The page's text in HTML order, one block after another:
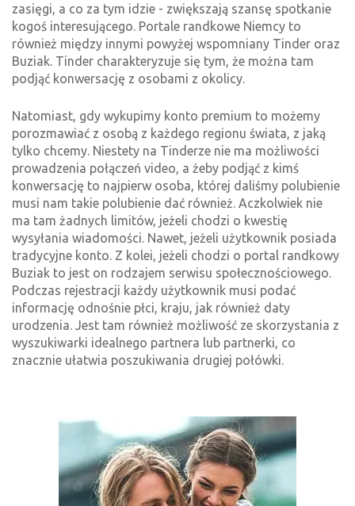
zasięgi, a co za tym idzie - zwiększają szansę spotkanie
kogoś interesującego. Portale randkowe Niemcy to
również między innymi powyżej wspomniany Tinder oraz
Buziak. Tinder charakteryzuje się tym, że można tam
podjąć konwersację z osobami z okolicy.
Natomiast, gdy wykupimy konto premium to możemy
porozmawiać z osobą z każdego regionu świata, z jaką
tylko chcemy. Niestety na Tinderze nie ma możliwości
prowadzenia połączeń video, a żeby podjąć z kimś
konwersację to najpierw osoba, której daliśmy polubienie
musi nam takie polubienie dać również. Aczkolwiek nie
ma tam żadnych limitów, jeżeli chodzi o kwestię
wysyłania wiadomości. Nawet, jeżeli użytkownik posiada
tradycyjne konto. Z kolei, jeżeli chodzi o portal randkowy
Buziak to jest on rodzajem serwisu społecznościowego.
Podczas rejestracji każdy użytkownik musi podać
informację odnośnie płci, kraju, jak również daty
urodzenia. Jest tam również możliwość ze skorzystania z
wyszukiwarki idealnego partnera lub partnerki, co
znacznie ułatwia poszukiwania drugiej połówki.